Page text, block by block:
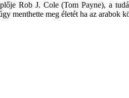
Rob J. Cole (Tom Payne), a
menthette meg életét ha az arabok